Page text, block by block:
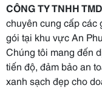
CÔNG TY TNHH
chuyên cung cấp các
gói tại khu vực An
Chúng tôi mang đến
tiến độ, đảm bảo an
xanh sạch đẹp cho